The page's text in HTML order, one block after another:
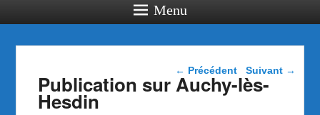
Menu
Navigation dans les
articles
← Précédent Suivant →
Publication sur Auchy-lès-
Hesdin